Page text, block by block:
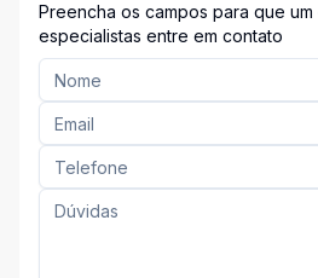
Preencha os campos para que
especialistas entre em contato